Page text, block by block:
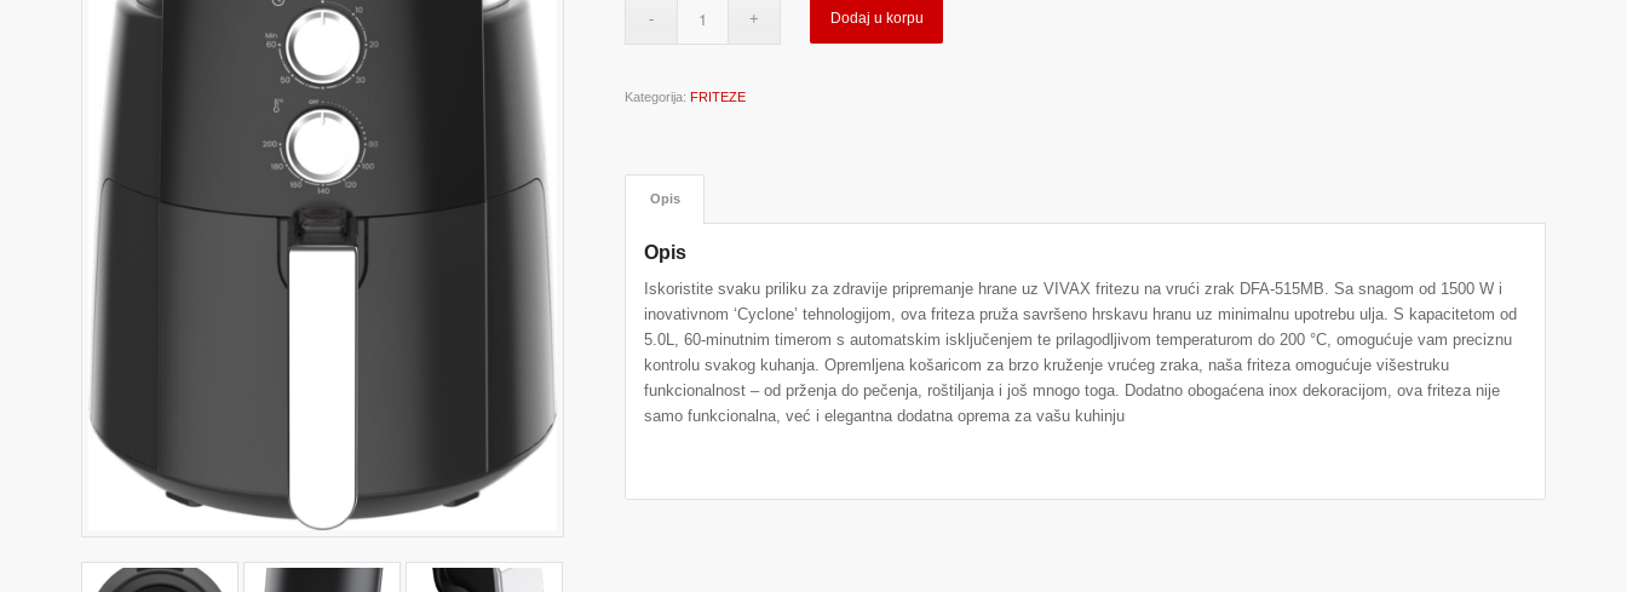
Dodaj u korpu
Kategorija:FRITEZE
Opis
Opis
Iskoristite svaku priliku za zdravije pripremanje hrane uz VIVAX fritezu na vrući zrak DFA-515MB. Sa snagom od 1500 W i
inovativnom ‘Cyclone’ tehnologijom, ova friteza pruža savršeno hrskavu hranu uz minimalnu upotrebu ulja. S kapacitetom od
5.0L, 60-minutnim timerom s automatskim isključenjem te prilagodljivom temperaturom do 200 °C, omogućuje vam preciznu
kontrolu svakog kuhanja. Opremljena košaricom za brzo kruženje vrućeg zraka, naša friteza omogućuje višestruku
funkcionalnost – od prženja do pečenja, roštiljanja i još mnogo toga. Dodatno obogaćena inox dekoracijom, ova friteza nije
samo funkcionalna, već i elegantna dodatna oprema za vašu kuhinju